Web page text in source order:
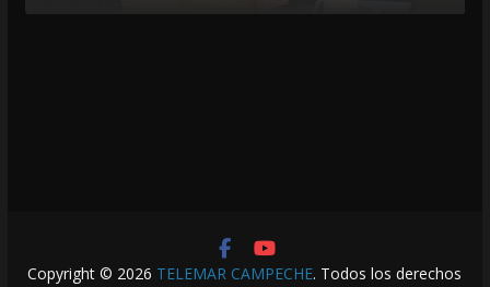
Copyright © 2026 TELEMAR CAMPECHE. Todos los derechos